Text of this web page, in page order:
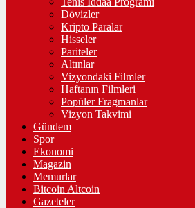
Dövizler
Kripto Paralar
Hisseler
Pariteler
Altınlar
Vizyondaki Filmler
Haftanın Filmleri
Popüler Fragmanlar
Vizyon Takvimi
Gündem
Spor
Ekonomi
Magazin
Memurlar
Bitcoin Altcoin
Gazeteler